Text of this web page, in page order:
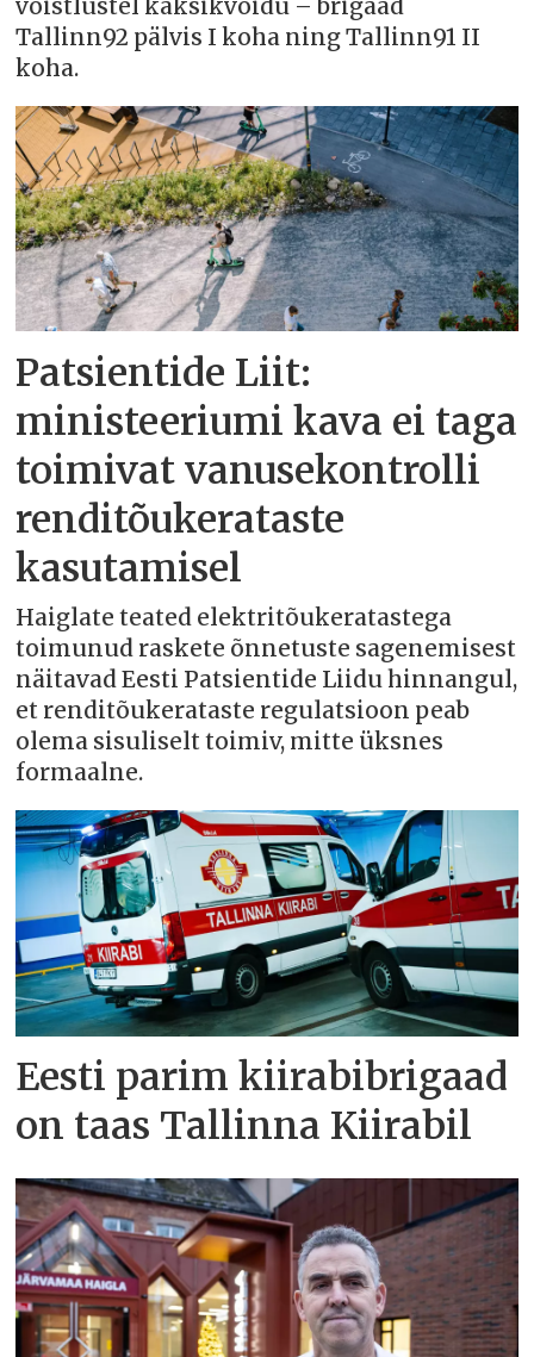
võistlustel kaksikvõidu – brigaad
Tallinn92 pälvis I koha ning Tallinn91 II
koha.
Patsientide Liit:
ministeeriumi kava ei taga
toimivat vanusekontrolli
renditõukerataste
kasutamisel
Haiglate teated elektritõukeratastega
toimunud raskete õnnetuste sagenemisest
näitavad Eesti Patsientide Liidu hinnangul,
et renditõukerataste regulatsioon peab
olema sisuliselt toimiv, mitte üksnes
formaalne.
Eesti parim kiirabibrigaad
on taas Tallinna Kiirabil